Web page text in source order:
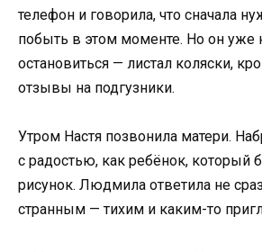
телефон и говорила, что сначала
побыть в этом моменте. Но он уже
остановиться — листал коляски,
отзывы на подгузники.
Утром Настя позвонила матери.
с радостью, как ребёнок, который
рисунок. Людмила ответила не
странным — тихим и каким-то